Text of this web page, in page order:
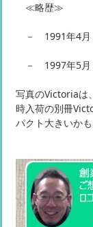
≪略歴≫
－ 1991年4月
－ 1997年5月
写真のVictoriaは
時入荷の別冊
パクト大きいかも